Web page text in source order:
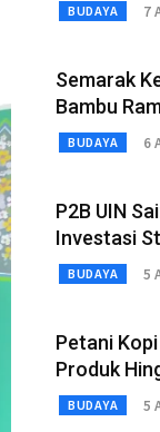
BUDAYA 7
Semarak
Bambu
BUDAYA 6
P2B UIN
Investasi
BUDAYA 5
Petani
Produk
BUDAYA 5